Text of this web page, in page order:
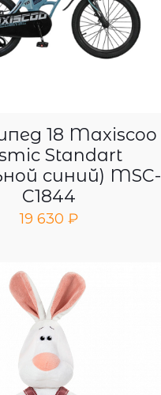
18 Maxiscoo
Standart
синий) MSC-
C1844
19 630 ₽